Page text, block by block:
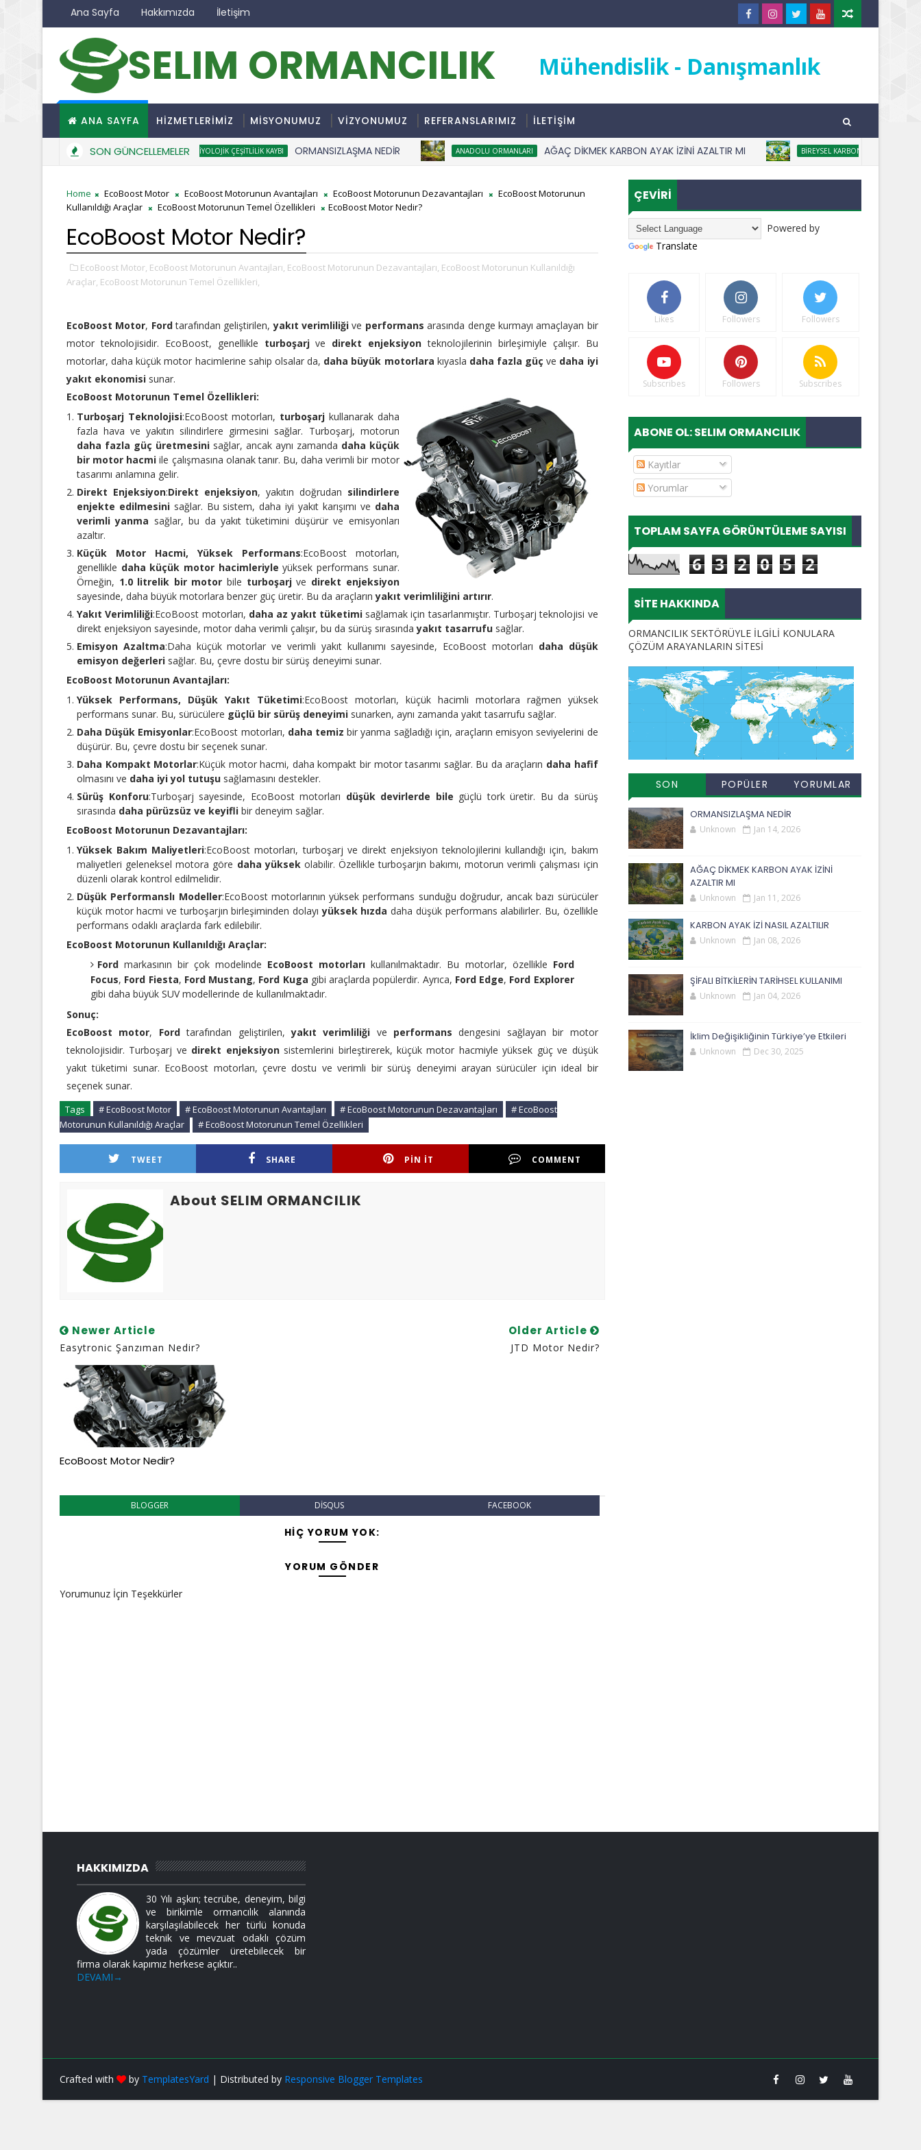
Ana Sayfa Hakkımızda İletişim
SELIM ORMANCILIK Mühendislik - Danışmanlık
ANA SAYFA HİZMETLERİMİZ MİSYONUMUZ VİZYONUMUZ REFERANSLARIMIZ İLETİŞİM
SON GÜNCELLEMELERBIYOLOJIK ÇEŞITLILIK KAYBI ORMANSIZLAŞMA NEDİR ANADOLU ORMANLARI AĞAÇ DİKMEK KARBON AYAK İZİNİ AZALTIR MI BIREYSEL KARBON AYAK IZI
Home EcoBoost Motor EcoBoost Motorunun Avantajları EcoBoost Motorunun Dezavantajları
EcoBoost Motorunun
Kullanıldığı Araçlar
EcoBoost Motorunun Temel Özellikleri EcoBoost Motor Nedir?
EcoBoost Motor Nedir?
EcoBoost Motor, EcoBoost Motorunun Avantajları, EcoBoost Motorunun Dezavantajları, EcoBoost Motorunun Kullanıldığı
Araçlar, EcoBoost Motorunun Temel Özellikleri,
EcoBoost Motor, Fordtarafından geliştirilen,yakıt verimliliği ve performans arasında denge kurmayı amaçlayan bir
motor teknolojisidir. EcoBoost, genellikle turboşarjve direkt enjeksiyon teknolojilerinin birleşimiyle çalışır. Bu
motorlar, daha küçük motor hacimlerine sahip olsalar da, daha büyük motorlara kıyasla daha fazla güç ve daha iyi
yakıt ekonomisi sunar.
EcoBoost Motorunun Temel Özellikleri:
Turboşarj Teknolojisi:EcoBoost motorları, turboşarj kullanarak daha
fazla hava ve yakıtın silindirlere girmesini sağlar. Turboşarj, motorun
daha fazla güç üretmesinisağlar, ancak aynı zamanda daha küçük
bir motor hacmi ile çalışmasına olanak tanır. Bu, daha verimli bir motor
tasarımı anlamına gelir.
Direkt Enjeksiyon:Direkt enjeksiyon, yakıtın doğrudan silindirlere
enjekte edilmesinisağlar. Bu sistem, daha iyi yakıt karışımı ve daha
verimli yanma sağlar, bu da yakıt tüketimini düşürür ve emisyonları
azaltır.
Küçük Motor Hacmi, Yüksek Performans:EcoBoost motorları,
genellikle daha küçük motor hacimleriyle yüksek performans sunar.
Örneğin, 1.0 litrelik bir motor bile turboşarjve direkt enjeksiyon
sayesinde, daha büyük motorlara benzer güç üretir. Bu da araçlarınyakıt verimliliğini artırır.
Yakıt Verimliliği:EcoBoost motorları, daha az yakıt tüketimisağlamak için tasarlanmıştır. Turboşarj teknolojisi ve
direkt enjeksiyon sayesinde, motor daha verimli çalışır, bu da sürüş sırasındayakıt tasarrufu sağlar.
Emisyon Azaltma:Daha küçük motorlar ve verimli yakıt kullanımı sayesinde, EcoBoost motorları daha düşük
emisyon değerleri sağlar. Bu, çevre dostu bir sürüş deneyimi sunar.
EcoBoost Motorunun Avantajları:
Yüksek Performans, Düşük Yakıt Tüketimi:EcoBoost motorları, küçük hacimli motorlara rağmen yüksek
performans sunar. Bu, sürücülere güçlü bir sürüş deneyimi sunarken, aynı zamanda yakıt tasarrufu sağlar.
Daha Düşük Emisyonlar:EcoBoost motorları, daha temiz bir yanma sağladığı için, araçların emisyon seviyelerini de
düşürür. Bu, çevre dostu bir seçenek sunar.
Daha Kompakt Motorlar:Küçük motor hacmi, daha kompakt bir motor tasarımı sağlar. Bu da araçların daha hafif
olmasını ve daha iyi yol tutuşu sağlamasını destekler.
Sürüş Konforu:Turboşarj sayesinde, EcoBoost motorları düşük devirlerde bile güçlü tork üretir. Bu da sürüş
sırasında daha pürüzsüz ve keyifli bir deneyim sağlar.
EcoBoost Motorunun Dezavantajları:
Yüksek Bakım Maliyetleri:EcoBoost motorları, turboşarj ve direkt enjeksiyon teknolojilerini kullandığı için, bakım
maliyetleri geleneksel motora göre daha yüksekolabilir. Özellikle turboşarjın bakımı, motorun verimli çalışması için
düzenli olarak kontrol edilmelidir.
Düşük Performanslı Modeller:EcoBoost motorlarının yüksek performans sunduğu doğrudur, ancak bazı sürücüler
küçük motor hacmi ve turboşarjın birleşiminden dolayıyüksek hızda daha düşük performans alabilirler. Bu, özellikle
performans odaklı araçlarda fark edilebilir.
EcoBoost Motorunun Kullanıldığı Araçlar:
Ford markasının bir çok modelinde EcoBoost motorları kullanılmaktadır. Bu motorlar, özellikle Ford
Focus, Ford Fiesta, Ford Mustang, Ford Kuga gibi araçlarda popülerdir. Ayrıca, Ford Edge, Ford Explorer
gibi daha büyük SUV modellerinde de kullanılmaktadır.
Sonuç:
EcoBoost motor, Fordtarafından geliştirilen,yakıt verimliliği ve performans dengesini sağlayan bir motor
teknolojisidir. Turboşarj ve direkt enjeksiyonsistemlerini birleştirerek, küçük motor hacmiyle yüksek güç ve düşük
yakıt tüketimi sunar. EcoBoost motorları, çevre dostu ve verimli bir sürüş deneyimi arayan sürücüler için ideal bir
seçenek sunar.
Tags # EcoBoost Motor # EcoBoost Motorunun Avantajları # EcoBoost Motorunun Dezavantajları
# EcoBoost
Motorunun Kullanıldığı Araçlar
# EcoBoost Motorunun Temel Özellikleri
TWEET SHARE PIN IT COMMENT
About SELIM ORMANCILIK
Newer Article
Easytronic Şanzıman Nedir?
Older Article
JTD Motor Nedir?
EcoBoost Motor Nedir?
BLOGGER DISQUS FACEBOOK
HIÇ YORUM YOK:
YORUM GÖNDER
Yorumunuz İçin Teşekkürler
ÇEVİRİ
Powered by
Translate
Likes Followers Followers
Subscribes Followers Subscribes
ABONE OL: SELIM ORMANCILIK
Kayıtlar
Yorumlar
TOPLAM SAYFA GÖRÜNTÜLEME SAYISI
6 3 2 0 5 2
SITE HAKKINDA
ORMANCILIK SEKTÖRÜYLE İLGİLİ KONULARA
ÇÖZÜM ARAYANLARIN SİTESİ
SON
EKLENENLER
POPÜLER
YORUMLAR
ORMANSIZLAŞMA NEDİR
Unknown Jan 14, 2026
AĞAÇ DİKMEK KARBON AYAK İZİNİ
AZALTIR MI
Unknown Jan 11, 2026
KARBON AYAK İZİ NASIL AZALTILIR
Unknown Jan 08, 2026
ŞİFALI BİTKİLERİN TARİHSEL KULLANIMI
Unknown Jan 04, 2026
İklim Değişikliğinin Türkiye’ye Etkileri
Unknown Dec 30, 2025
HAKKIMIZDA
30 Yılı aşkın; tecrübe, deneyim, bilgi
ve birikimle ormancılık alanında
karşılaşılabilecek her türlü konuda
teknik ve mevzuat odaklı çözüm
yada çözümler üretebilecek bir
firma olarak kapımız herkese açıktır..
DEVAMI→
Crafted with by TemplatesYard | Distributed by Responsive Blogger Templates